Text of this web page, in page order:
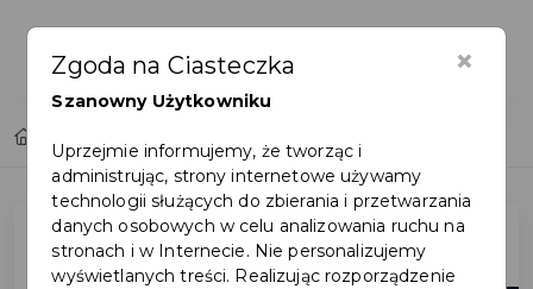
×
Zgoda na Ciasteczka
Szanowny Użytkowniku
Uprzejmie informujemy, że tworząc i
administrując, strony internetowe używamy
technologii służących do zbierania i przetwarzania
danych osobowych w celu analizowania ruchu na
stronach i w Internecie. Nie personalizujemy
wyświetlanych treści. Realizując rozporządzenie